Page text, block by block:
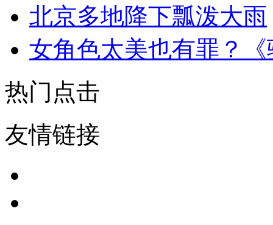
北京多地降下瓢泼大雨
女角色太美也有罪？
热门点击
友情链接